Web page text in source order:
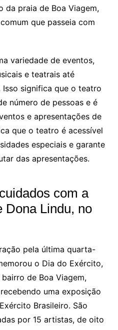
da praia de Boa Viagem,
que passeia com
variedade de eventos,
e teatrais até
Isso significa que o teatro
número de pessoas e é
e apresentações de
que o teatro é acessível
especiais e garante
das apresentações.
com a
Dona Lindu, no
pela última quarta-
o Dia do Exército,
de Boa Viagem,
uma exposição
Brasileiro. São
por 15 artistas, de oito